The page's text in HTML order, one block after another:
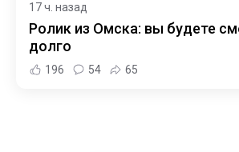
17 ч. назад
Ролик из Омска: вы будете
долго
196 54 65